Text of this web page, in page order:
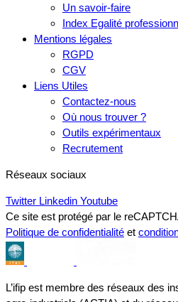
Un savoir-faire
Index Egalité
Mentions légales
RGPD
CGV
Liens Utiles
Contactez-nous
Où nous trouver ?
Outils expérimentaux
Recrutement
Réseaux sociaux
Twitter Linkedin Youtube
Ce site est protégé par le
Politique de confidentialité et
L’ifip est membre des réseaux des